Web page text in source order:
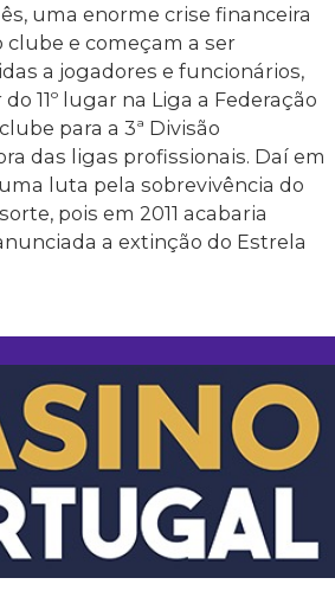
uma enorme crise financeira
clube e começam a ser
a jogadores e funcionários,
11º lugar na Liga a Federação
para a 3ª Divisão
das ligas profissionais. Daí em
luta pela sobrevivência do
pois em 2011 acabaria
a extinção do Estrela